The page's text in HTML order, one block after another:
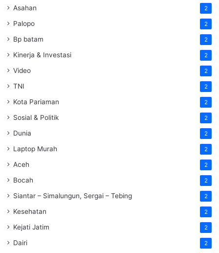
Asahan 2
Palopo 2
Bp batam 2
Kinerja & Investasi 2
Video 2
TNI 2
Kota Pariaman 2
Sosial & Politik 2
Dunia 2
Laptop Murah 2
Aceh 2
Bocah 2
Siantar – Simalungun, Sergai – Tebing 2
Kesehatan 2
Kejati Jatim 2
Dairi 2